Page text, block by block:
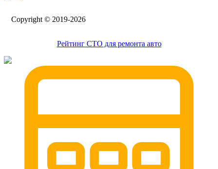
Сopyright © 2019-2026
Рейтинг СТО для ремонта авто